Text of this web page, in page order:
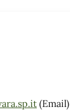
(Email)